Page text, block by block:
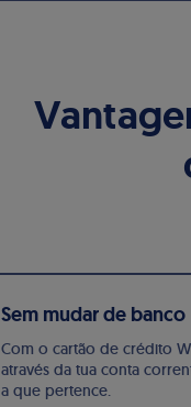
Sem mudar de banco
Com o cartão de crédito
através da tua conta
a que pertence.